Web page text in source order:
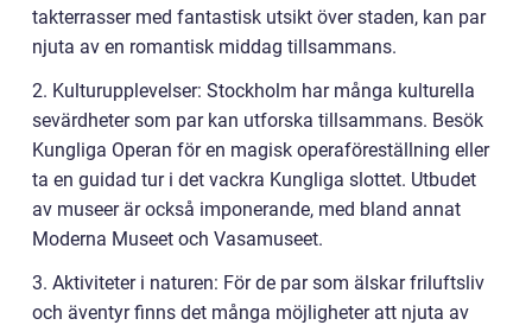
takterrasser med fantastisk utsikt över staden, kan par
njuta av en romantisk middag tillsammans.
2. Kulturupplevelser: Stockholm har många kulturella
sevärdheter som par kan utforska tillsammans. Besök
Kungliga Operan för en magisk operaföreställning eller
ta en guidad tur i det vackra Kungliga slottet. Utbudet
av museer är också imponerande, med bland annat
Moderna Museet och Vasamuseet.
3. Aktiviteter i naturen: För de par som älskar friluftsliv
och äventyr finns det många möjligheter att njuta av